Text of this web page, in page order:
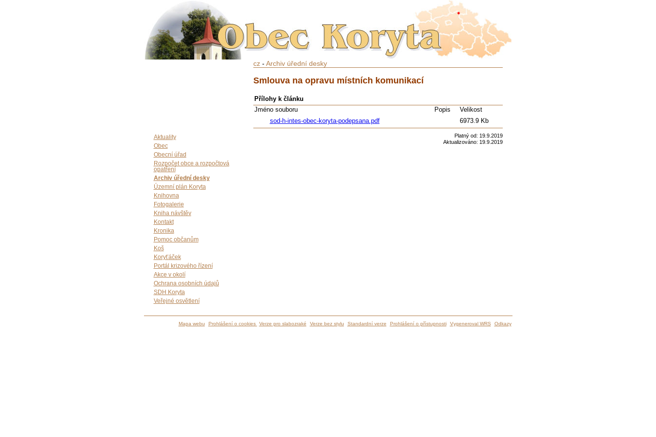
Aktuality
Obec
Obecní úřad
Rozpočet obce a rozpočtová
opatření
Archiv úřední desky
Územní plán Koryta
Knihovna
Fotogalerie
Kniha návštěv
Kontakt
Kronika
Pomoc občanům
Koš
Koryťáček
Portál krizového řízení
Akce v okolí
Ochrana osobních údajů
SDH Koryta
Veřejné osvětlení
cz- Archiv úřední desky
Smlouva na opravu místních komunikací
Přílohy k článku
Jméno souboru
Popis
Velikost
sod-h-intes-obec-koryta-podepsana.pdf
6973.9 Kb
Platný od: 19.9.2019
Aktualizováno: 19.9.2019
Mapa webu Prohlášení o cookies Verze pro slabozraké Verze bez stylu Standardní verze Prohlášení o přístupnosti Vygeneroval WRS Odkazy